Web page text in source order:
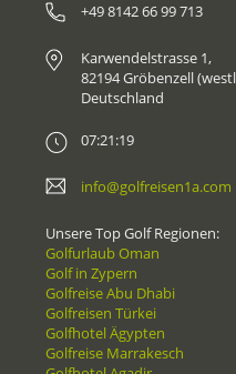
+49 8142 66 99 713
Karwendelstrasse 1,
82194 Gröbenzell
Deutschland
07:21:19
info@golfreisen1a.com
Unsere Top Golf Regionen:
Golfurlaub Oman
Golf in Zypern
Golfreise Abu Dhabi
Golfreisen Türkei
Golfhotel Ägypten
Golfreise Marrakesch